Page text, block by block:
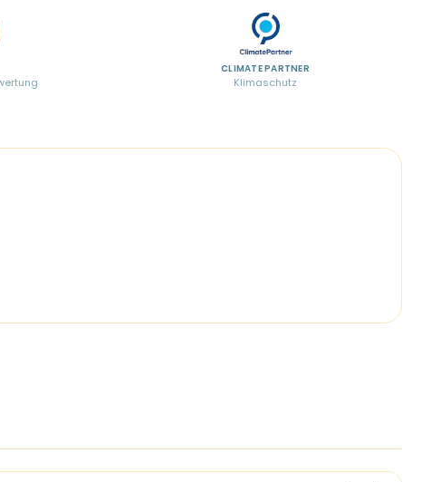
CLIMATE PARTNER
Klimaschutz